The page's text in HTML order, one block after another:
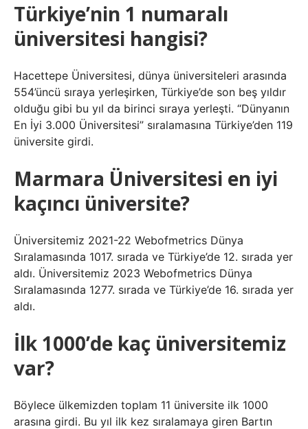
Türkiye’nin 1 numaralı
üniversitesi hangisi?
Hacettepe Üniversitesi, dünya üniversiteleri arasında
554’üncü sıraya yerleşirken, Türkiye’de son beş yıldır
olduğu gibi bu yıl da birinci sıraya yerleşti. “Dünyanın
En İyi 3.000 Üniversitesi” sıralamasına Türkiye’den 119
üniversite girdi.
Marmara Üniversitesi en iyi
kaçıncı üniversite?
Üniversitemiz 2021-22 Webofmetrics Dünya
Sıralamasında 1017. sırada ve Türkiye’de 12. sırada yer
aldı. Üniversitemiz 2023 Webofmetrics Dünya
Sıralamasında 1277. sırada ve Türkiye’de 16. sırada yer
aldı.
İlk 1000’de kaç üniversitemiz
var?
Böylece ülkemizden toplam 11 üniversite ilk 1000
arasına girdi. Bu yıl ilk kez sıralamaya giren Bartın